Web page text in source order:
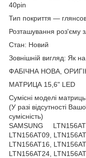
40pin
Тип покриття —
Розташування роз'єму
Стан: Новий
Зовнішній вигляд: Як
ФАБІЧНА НОВА,
МАТРИЦА 15,6" LED
Сумісні моделі
(У разі відсутності
сумісність)
SAMSUNG
LTN156AT09,
LTN156AT16,
LTN156AT24,